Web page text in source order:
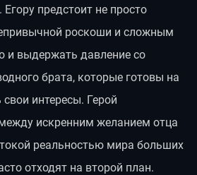
предстоит не просто
роскоши и сложным
и выдержать давление со
брата, которые готовы на
интересы. Герой
искренним желанием отца
реальностью мира больших
отходят на второй план.